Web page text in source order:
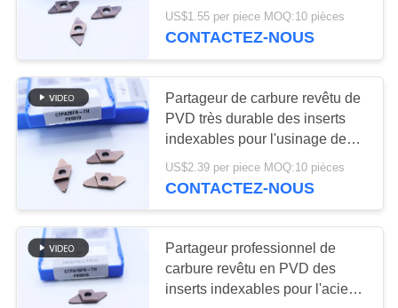
NOUVELLES
DEMANDEZ
UN DEVIS
PLAN
DU
SITE
POLITIQUE
Commande
numérique par
ordinateur cannelant
des insertions
Insertions
d'incidence de
cermet
US$1.55 per piece MOQ:10 pièces
CONTACTEZ-NOUS
Partageur de carbure revêtu de
PVD très durable des inserts
indexables pour l'usinage de
l'acier et de l'acier inoxydable
CTPA20FR-TH
US$2.39 per piece MOQ:10 pièces
CONTACTEZ-NOUS
Partageur professionnel de
carbure revêtu en PVD des
inserts indexables pour l'acier